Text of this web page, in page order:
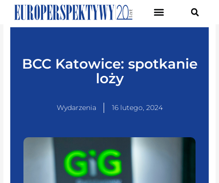
BCC Katowice: spotkanie
loży
Wydarzenia 16 lutego, 2024